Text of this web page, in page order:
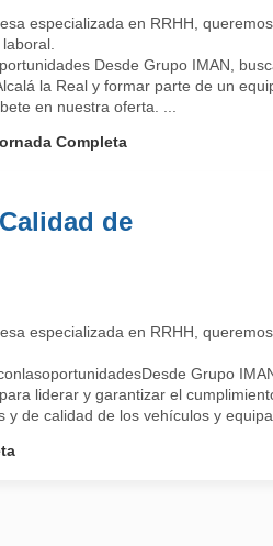
especializada en RRHH, queremos
Desde Grupo IMAN,
la Real y formar parte de un
en nuestra oferta. ...
Completa
de
especializada en RRHH, queremos
Grupo
liderar y garantizar el
de calidad de los vehículos y